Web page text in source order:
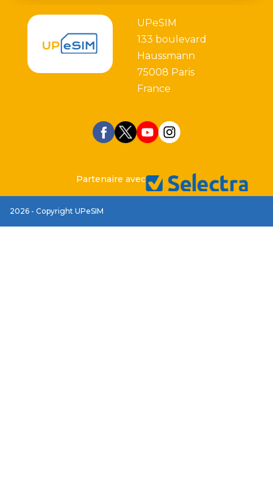
UPeSIM
133 boulevard
Haussmann
75008 Paris
France
Partenaire avec
2026 - Copyright UPeSIM